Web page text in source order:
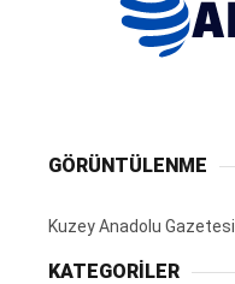
GÖRÜNTÜLENME
Kuzey Anadolu Gazetesi
KATEGORİLER